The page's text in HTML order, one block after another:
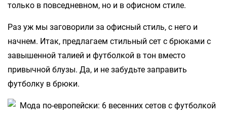
только в повседневном, но и в офисном стиле.
Раз уж мы заговорили за офисный стиль, с него и
начнем. Итак, предлагаем стильный сет с брюками с
завышенной талией и футболкой в тон вместо
привычной блузы. Да, и не забудьте заправить
футболку в брюки.